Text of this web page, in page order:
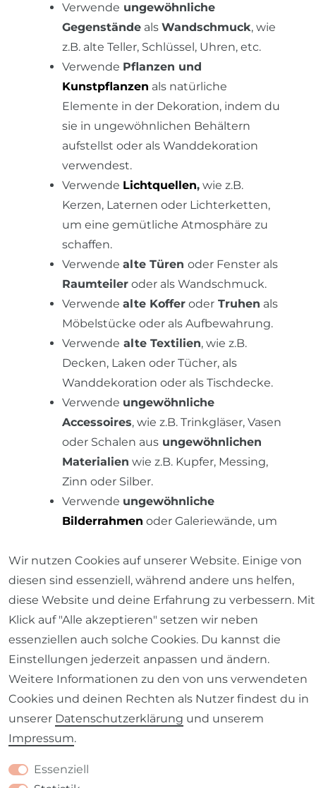
Verwende ungewöhnliche
Gegenstände als Wandschmuck, wie
z.B. alte Teller, Schlüssel, Uhren, etc.
Verwende Pflanzen und
Kunstpflanzen als natürliche
Elemente in der Dekoration, indem du
sie in ungewöhnlichen Behältern
aufstellst oder als Wanddekoration
verwendest.
Verwende Lichtquellen, wie z.B.
Kerzen, Laternen oder Lichterketten,
um eine gemütliche Atmosphäre zu
schaffen.
Verwende alte Türen oder Fenster als
Raumteiler oder als Wandschmuck.
Verwende alte Koffer oder Truhen als
Möbelstücke oder als Aufbewahrung.
Verwende alte Textilien, wie z.B.
Decken, Laken oder Tücher, als
Wanddekoration oder als Tischdecke.
Verwende ungewöhnliche
Accessoires, wie z.B. Trinkgläser, Vasen
oder Schalen aus ungewöhnlichen
Materialien wie z.B. Kupfer, Messing,
Zinn oder Silber.
Verwende ungewöhnliche
Bilderrahmen oder Galeriewände, um
Verwende Textilien mitPatches,
Stickereien, Fransen, Pomponsund
anderen interessanten Details, um
einen lässigen und entspannten Look
zu erzielen.
Verwendealte Werkzeuge, wie z.B.
Schaufeln, Sägen oder Hämmer, als
Wandschmuck oder als Regale.
Verwende alte Karten oder
Landkarten
Wir nutzen Cookies auf unserer Website. Einige von
diesen sind essenziell, während andere uns helfen,
diese Website und deine Erfahrung zu verbessern. Mit
Klick auf "Alle akzeptieren" setzen wir neben
essenziellen auch solche Cookies. Du kannst die
Einstellungen jederzeit anpassen und ändern.
Weitere Informationen zu den von uns verwendeten
Cookies und deinen Rechten als Nutzer findest du in
unserer Daten­schutz­erklärung und unserem
Impressum.
Essenziell